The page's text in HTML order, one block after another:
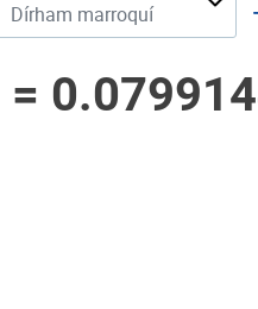
Dírham marroquí